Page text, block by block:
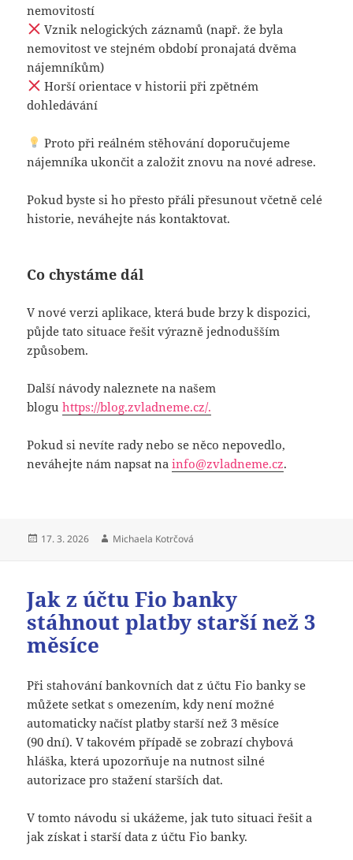
nemovitostí
Vznik nelogických záznamů (např. že byla
nemovitost ve stejném období pronajatá dvěma
nájemníkům)
Horší orientace v historii při zpětném
dohledávání
Proto při reálném stěhování doporučujeme
nájemníka ukončit a založit znovu na nové adrese.
Pokud byste si ho přesto přáli přesunout včetně celé
historie, neváhejte nás kontaktovat.
Co chystáme dál
V nové verzi aplikace, která bude brzy k dispozici,
půjde tato situace řešit výrazně jednodušším
způsobem.
Další návody naleznete na našem
bloguhttps://blog.zvladneme.cz/.
Pokud si nevíte rady nebo se něco nepovedlo,
neváhejte nám napsat nainfo@zvladneme.cz.
Publikováno:
17. 3. 2026 Autor:
Michaela Kotrčová
Jak z účtu Fio banky
stáhnout platby starší než 3
měsíce
Při stahování bankovních dat z účtu Fio banky se
můžete setkat s omezením, kdy není možné
automaticky načíst platby starší než 3 měsíce
(90 dní). V takovém případě se zobrazí chybová
hláška, která upozorňuje na nutnost silné
autorizace pro stažení starších dat.
V tomto návodu si ukážeme, jak tuto situaci řešit a
jak získat i starší data z účtu Fio banky.